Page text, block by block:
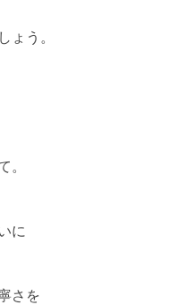
ょう。
。
に
さを